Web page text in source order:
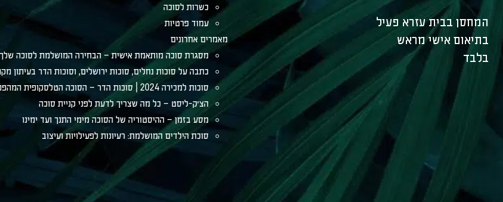
המחסן בבית עזרא פעיל
בתיאום אישי מראש
בלבד
כשרות לסוכה
עמוד פרטיות
מאמרים אחרונים
מסגרת סוכה מותאמת אישית – הבחירה המושלמת לסוכה שלך
כתבה על סוכות נחלים, סוכות ירושלים, וסוכות הדר בעיתון
סוכות למכירה 2024 | סוכות הדר – הסוכה הטלסקופית המהפכנית
הצ׳ק-ליסט – כל מה שצריך לדעת לפני קניית סוכה
מסע בזמן – ההיסטוריה של הסוכה מימי התנך ועד ימינו
סוכת הילדים המושלמת: רעיונות לפעילויות ועיצוב